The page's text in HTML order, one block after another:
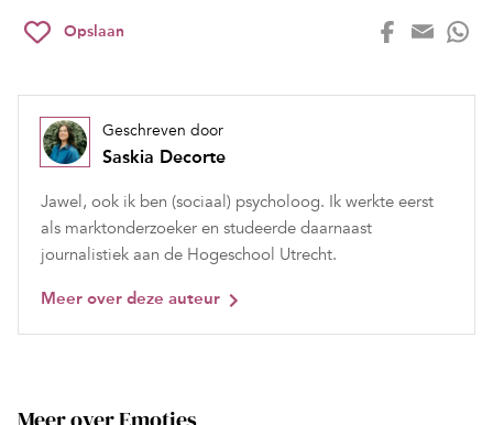
Opslaan
Geschreven door
Saskia Decorte
Jawel, ook ik ben (sociaal) psycholoog. Ik werkte eerst
als marktonderzoeker en studeerde daarnaast
journalistiek aan de Hogeschool Utrecht.
Meer over deze auteur